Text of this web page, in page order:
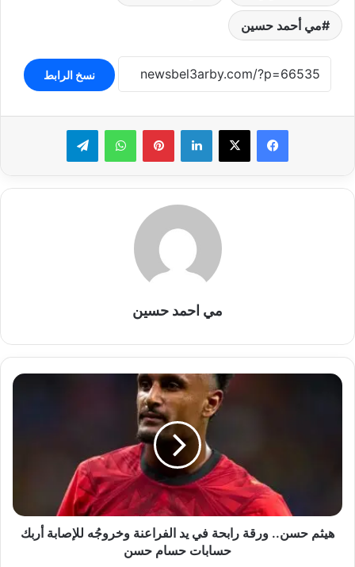
مي أحمد حسين
نسخ الرابط
لينكدإن بينتيريستواتساب تيلقرام
مي احمد حسين
هيثم
للإصابة
أربك
هيثم حسن.. ورقة رابحة في يد الفراعنة وخروجُه للإصابة أربك
حسابات حسام حسن